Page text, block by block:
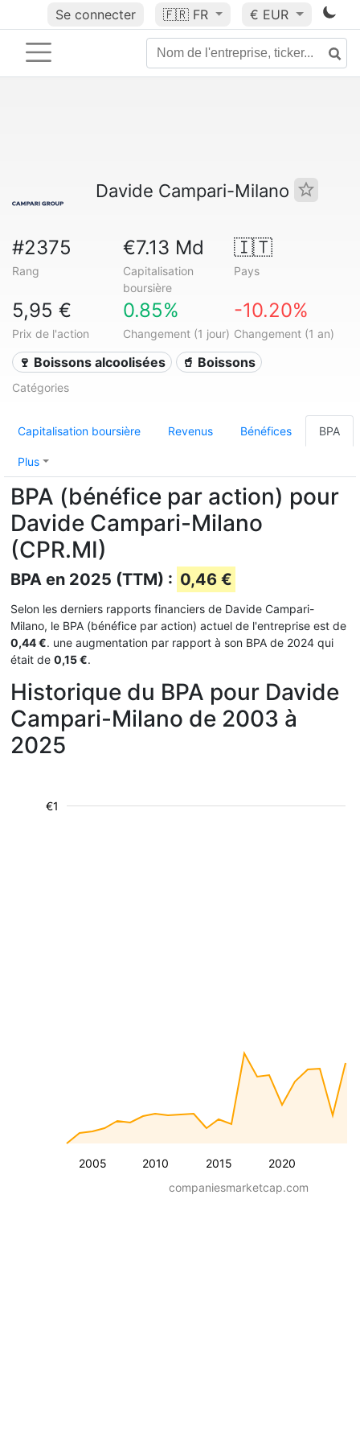
Se connecter 🇫🇷 FR € EUR
Davide Campari-Milano
#2375
Rang
€7.13 Md
Capitalisation
boursière
🇮🇹
Pays
5,95 €
Prix de l'action
0.85%
Changement (1 jour)
-10.20%
Changement (1 an)
🍷 Boissons alcoolisées 🥤 Boissons
Catégories
Capitalisation boursière Revenus Bénéfices BPA
Plus
BPA (bénéfice par action) pour
Davide Campari-Milano
(CPR.MI)
BPA en 2025 (TTM) : 0,46 €
Selon les derniers rapports financiers de Davide Campari-
Milano, le BPA (bénéfice par action) actuel de l'entreprise est de
0,44 €. une augmentation par rapport à son BPA de 2024 qui
était de 0,15 €.
Historique du BPA pour Davide
Campari-Milano de 2003 à
2025
2005 2010 2015 2020
€1
companiesmarketcap.com